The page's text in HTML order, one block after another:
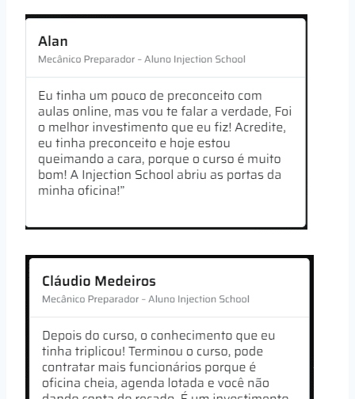
Esses depoimentos reforçam não apenas a
qualidade do conteúdo oferecido, mas também
a capacidade de Eduardo Deitos de transmitir
conhecimento de forma que possa ser aplicada
na prática, o que por si só já são umótimo
indicativo de confiabilidade e a competência
do curso.
Benefícios do Curso
Preparação de Motores:
Vale a Pena Comprar?